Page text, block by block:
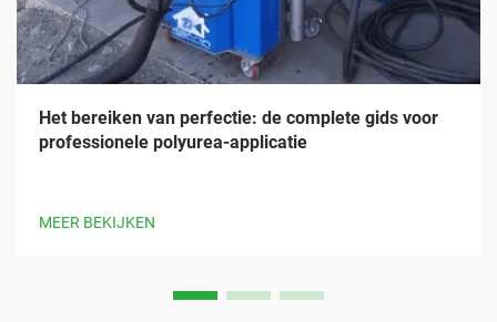
Het bereiken van perfectie: de complete gids voor
professionele polyurea-applicatie
MEER BEKIJKEN